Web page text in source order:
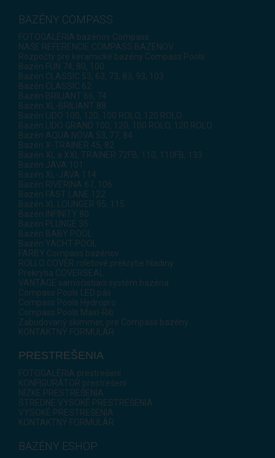
BAZÉNY COMPASS
FOTOGALÉRIA bazénov Compass
NAŠE REFERENCIE COMPASS BAZÉNOV
Rozpočty pre keramické bazény Compass Pools
Bazén FUN 74, 80, 100
Bazén CLASSIC 53, 63, 73, 83, 93, 103
Bazén CLASSIC 62
Bazén BRILIANT 66, 74
Bazén XL-BRILIANT 88
Bazén LIDO 100, 120, 100 ROLO, 120 ROLO
Bazén LIDO GRAND 100, 120, 100 ROLO, 120 ROLO
Bazén AQUA NOVA 53, 77, 84
Bazén X-TRAINER 45, 82
Bazén XL a XXL TRAINER 72FB, 110, 110FB, 133
Bazén JAVA 101
Bazén XL-JAVA 114
Bazén RIVERINA 67, 106
Bazén FAST LANE 122
Bazén XL LOUNGER 95, 115
Bazén INFINITY 80
Bazén PLUNGE 35
Bazén BABY POOL
Bazén YACHT POOL
FARBY Compass bazénov
ROLLO COVER roletové prekrytie hladiny
Prekrytia COVERSEAL
VANTAGE samočistiaci systém bazéna
Compass Pools LED pás
Compass Pools Hydropro
Compass Pools Maxi-Rib
Zabudovaný skimmer, pre Compass bazény
KONTAKTNÝ FORMULÁR
PRESTREŠENIA
FOTOGALÉRIA prestrešení
KONFIGURÁTOR prestrešení
NÍZKE PRESTREŠENIA
STREDNE VYSOKÉ PRESTREŠENIA
VYSOKÉ PRESTREŠENIA
KONTAKTNÝ FORMULÁR
BAZÉNY ESHOP